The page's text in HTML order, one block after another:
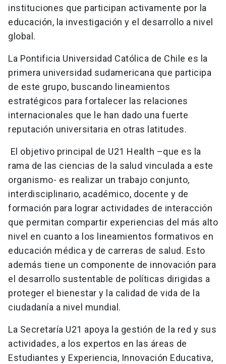
instituciones que participan activamente por la
educación, la investigación y el desarrollo a nivel
global.
La Pontificia Universidad Católica de Chile es la
primera universidad sudamericana que participa
de este grupo, buscando lineamientos
estratégicos para fortalecer las relaciones
internacionales que le han dado una fuerte
reputación universitaria en otras latitudes.
El objetivo principal de U21 Health –que es la
rama de las ciencias de la salud vinculada a este
organismo- es realizar un trabajo conjunto,
interdisciplinario, académico, docente y de
formación para lograr actividades de interacción
que permitan compartir experiencias del más alto
nivel en cuanto a los lineamientos formativos en
educación médica y de carreras de salud. Esto
además tiene un componente de innovación para
el desarrollo sustentable de políticas dirigidas a
proteger el bienestar y la calidad de vida de la
ciudadanía a nivel mundial.
La Secretaría U21 apoya la gestión de la red y sus
actividades, a los expertos en las áreas de
Estudiantes y Experiencia, Innovación Educativa,